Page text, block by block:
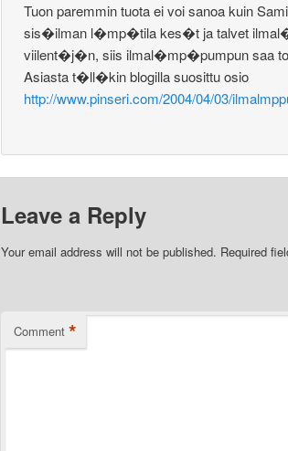
Tuon paremmin tuota ei voi sanoa kuin
sis�ilman l�mp�tila kes�t ja talvet
viilent�j�n, siis ilmal�mp�pumpun saa
Asiasta t�ll�kin blogilla suosittu osio
http://www.pinseri.com/2004/04/03/
Leave a Reply
Your email address will not be published. Required
Comment *